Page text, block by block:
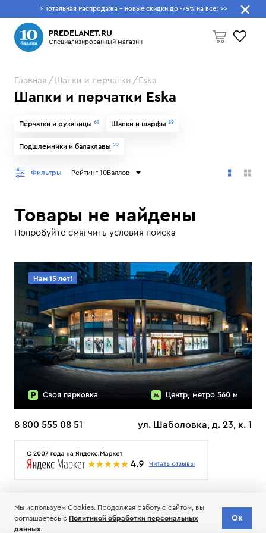
⚡ Тотальная Распродажа - новые скидки до -75% на все! >>
PREDELANET.RU
Специализированный магазин
Пусто
Что будем искать?
Главная Шапки и перчатки Eska
Шапки и перчатки Eska
Перчатки и рукавицы 61 Шапки и шарфы 89
Подшлемники и балаклавы 22
Фильтры Рейтинг 10Баллов
Товары не найдены
Попробуйте смягчить условия поиска
Нам 15 лет!
Своя парковка Центр, метро 560 м
8 800 555 08 51 ул. Шаболовка, д. 23, к. 1
Мы используем Cookies. Продолжая работу с сайтом, вы
соглашаетесь с Политикой обработки персональных
данных.
Ок